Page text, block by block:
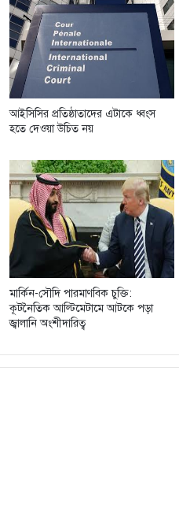
আইসিসির প্রতিষ্ঠাতাদের এটাকে ধ্বংস
হতে দেওয়া উচিত নয়
মার্কিন-সৌদি পারমাণবিক চুক্তি:
কূটনৈতিক আল্টিমেটামে আটকে পড়া
জ্বালানি অংশীদারিত্ব